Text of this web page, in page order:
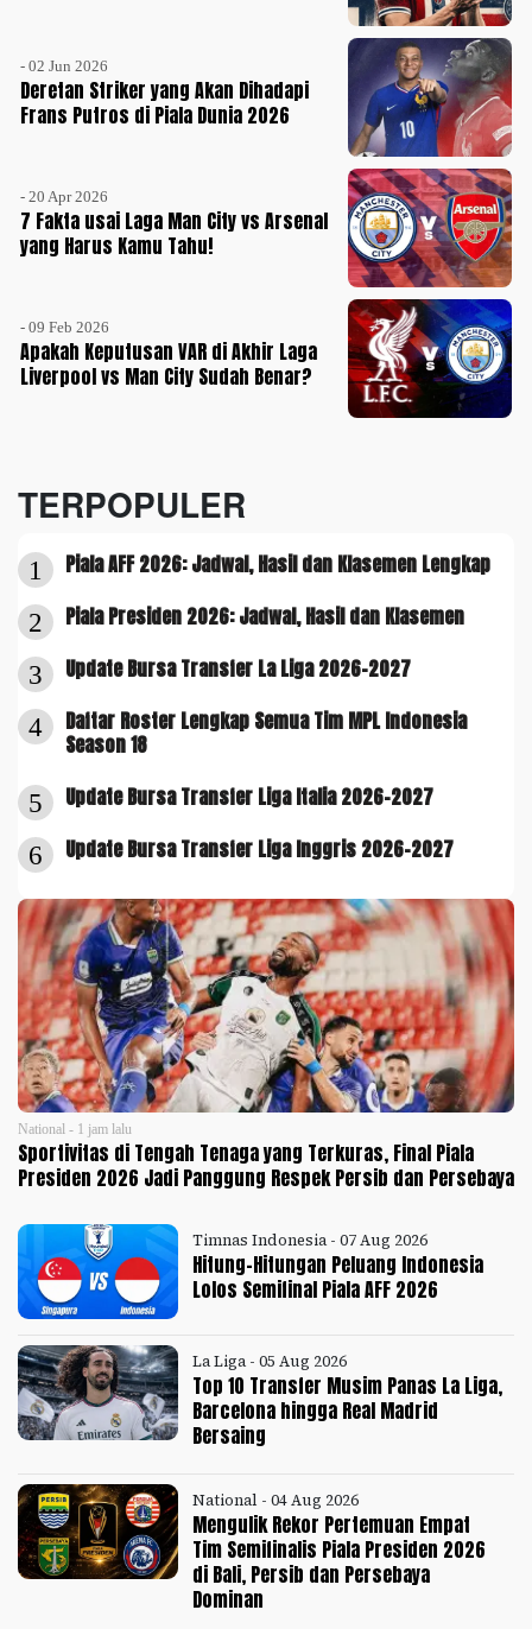
- 02 Jun 2026
Deretan Striker yang Akan Dihadapi
Frans Putros di Piala Dunia 2026
- 20 Apr 2026
7 Fakta usai Laga Man City vs Arsenal
yang Harus Kamu Tahu!
- 09 Feb 2026
Apakah Keputusan VAR di Akhir Laga
Liverpool vs Man City Sudah Benar?
TERPOPULER
1 Piala AFF 2026: Jadwal, Hasil dan Klasemen Lengkap
2 Piala Presiden 2026: Jadwal, Hasil dan Klasemen
3 Update Bursa Transfer La Liga 2026-2027
4
Daftar Roster Lengkap Semua Tim MPL Indonesia
Season 18
5 Update Bursa Transfer Liga Italia 2026-2027
6 Update Bursa Transfer Liga Inggris 2026-2027
National - 1 jam lalu
Sportivitas di Tengah Tenaga yang Terkuras, Final Piala
Presiden 2026 Jadi Panggung Respek Persib dan Persebaya
Timnas Indonesia - 07 Aug 2026
Hitung-Hitungan Peluang Indonesia
Lolos Semifinal Piala AFF 2026
La Liga - 05 Aug 2026
Top 10 Transfer Musim Panas La Liga,
Barcelona hingga Real Madrid
Bersaing
National - 04 Aug 2026
Mengulik Rekor Pertemuan Empat
Tim Semifinalis Piala Presiden 2026
di Bali, Persib dan Persebaya
Dominan